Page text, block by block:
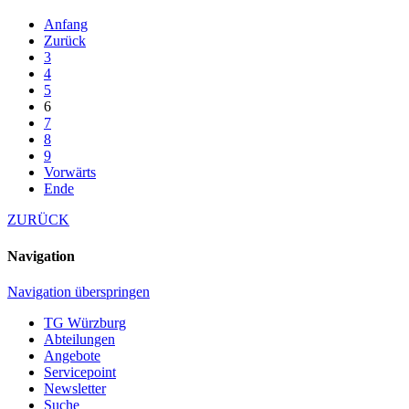
Anfang
Zurück
3
4
5
6
7
8
9
Vorwärts
Ende
ZURÜCK
Navigation
Navigation überspringen
TG Würzburg
Abteilungen
Angebote
Servicepoint
Newsletter
Suche